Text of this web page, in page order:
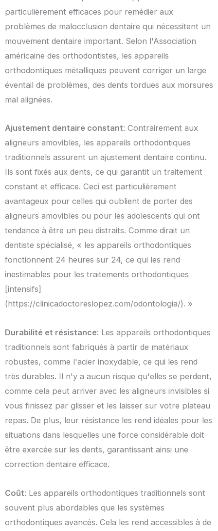
particulièrement efficaces pour remédier aux
problèmes de malocclusion dentaire qui nécessitent un
mouvement dentaire important. Selon l'Association
américaine des orthodontistes, les appareils
orthodontiques métalliques peuvent corriger un large
éventail de problèmes, des dents tordues aux morsures
mal alignées.
Ajustement dentaire constant: Contrairement aux
aligneurs amovibles, les appareils orthodontiques
traditionnels assurent un ajustement dentaire continu.
Ils sont fixés aux dents, ce qui garantit un traitement
constant et efficace. Ceci est particulièrement
avantageux pour celles qui oublient de porter des
aligneurs amovibles ou pour les adolescents qui ont
tendance à être un peu distraits. Comme dirait un
dentiste spécialisé, « les appareils orthodontiques
fonctionnent 24 heures sur 24, ce qui les rend
inestimables pour les traitements orthodontiques
[intensifs]
(https://clinicadoctoreslopez.com/odontologia/). »
Durabilité et résistance: Les appareils orthodontiques
traditionnels sont fabriqués à partir de matériaux
robustes, comme l'acier inoxydable, ce qui les rend
très durables. Il n'y a aucun risque qu'elles se perdent,
comme cela peut arriver avec les aligneurs invisibles si
vous finissez par glisser et les laisser sur votre plateau
repas. De plus, leur résistance les rend idéales pour les
situations dans lesquelles une force considérable doit
être exercée sur les dents, garantissant ainsi une
correction dentaire efficace.
Coût: Les appareils orthodontiques traditionnels sont
souvent plus abordables que les systèmes
orthodontiques avancés. Cela les rend accessibles à de